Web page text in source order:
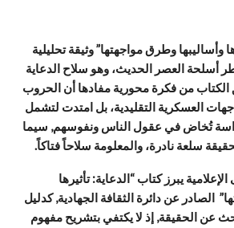
وأساليبها وطرق مواجهتها” وثيقة تحليلية
أسلحة العصر الحديث، وهو سلاح الدعاية
من فكرة محورية مفادها أن الحروب
العسكرية التقليدية، بل امتدت لتشمل
تُخاض في عقول الناس ونفوسهم, سيما
سلعة نادرة، والمعلومة سلاحاً فتاكاً.
يبرز كتاب “الدعاية: تأثيرها
الصادر عن دائرة الثقافة الجهادية, كدليل
عن الحقيقة, إذ لا يكتفي بتشريح مفهوم